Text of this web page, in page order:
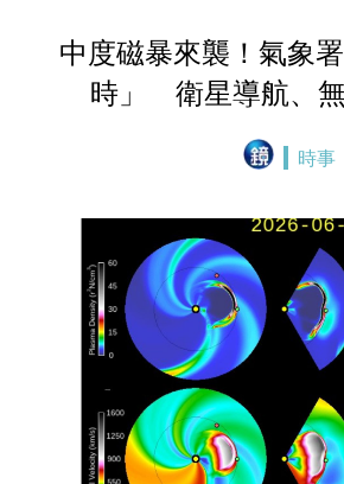
中度磁暴來襲！氣象
時」 衛星導航、
時事